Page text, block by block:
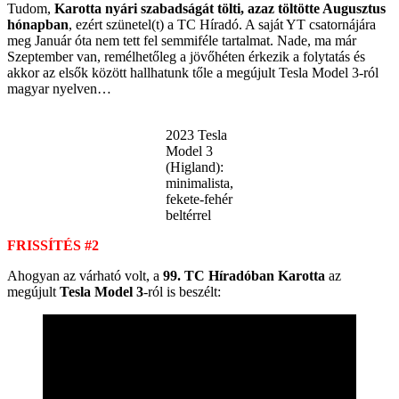
Tudom, Karotta nyári szabadságát tölti, azaz töltötte Augusztus
hónapban, ezért szünetel(t) a TC Híradó. A saját YT csatornájára
meg Január óta nem tett fel semmiféle tartalmat. Nade, ma már
Szeptember van, remélhetőleg a jövőhéten érkezik a folytatás és
akkor az elsők között hallhatunk tőle a megújult Tesla Model 3-ról
magyar nyelven…
2023 Tesla
Model 3
(Higland):
minimalista,
fekete-fehér
beltérrel
FRISSÍTÉS #2
Ahogyan az várható volt, a 99. TC Híradóban Karotta az
megújult Tesla Model 3-ról is beszélt: